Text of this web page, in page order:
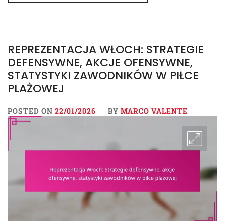
REPREZENTACJA WŁOCH: STRATEGIE
DEFENSYWNE, AKCJE OFENSYWNE,
STATYSTYKI ZAWODNIKÓW W PIŁCE
PLAŻOWEJ
POSTED ON 22/01/2026 BY MARCO VALENTE